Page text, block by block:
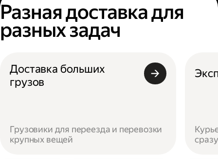
Разная доставка для
разных задач
Доставка больших
грузов
Грузовики для переезда и перевозки
крупных вещей